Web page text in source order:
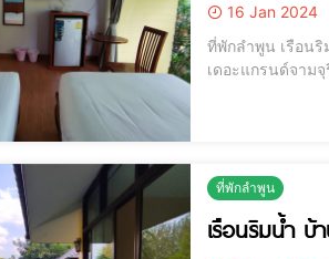
16 Jan 2024
ที่พักลำพูน เรือนริมน้ำ บ้านแฝด เรือนริมน้ำ บ้านแฝด ในบรรยากาศ Luxury
เดอะแกรนด์จาม
ที่พักลำพูน
เรือนริมน้ำ บ้